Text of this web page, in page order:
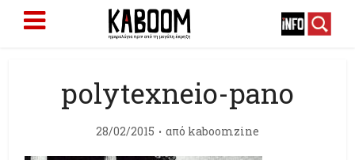
polytexneio-pano
28/02/2015 από kaboomzine